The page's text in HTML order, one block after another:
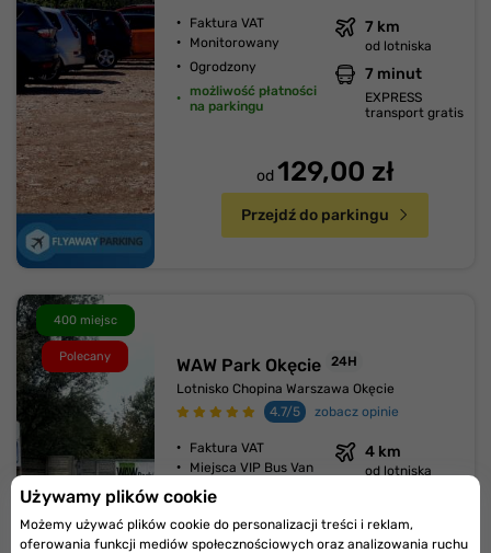
Używamy plików cookie
Możemy używać plików cookie do personalizacji treści i reklam,
oferowania funkcji mediów społecznościowych oraz analizowania ruchu
Faktura VAT
Monitorowany
Ogrodzony
możliwość płatności
na parkingu
7 km
od lotniska
7 minut
EXPRESS
transport gratis
od129,00 zł
Przejdź do parkingu
400 miejsc
Polecany WAW Park Okęcie
24H
Lotnisko Chopina Warszawa Okęcie
4.7/5
zobacz opinie
Faktura VAT
Miejsca VIP Bus Van
Ogrodzony
4 km
od lotniska
EXPRESS
transport gratis